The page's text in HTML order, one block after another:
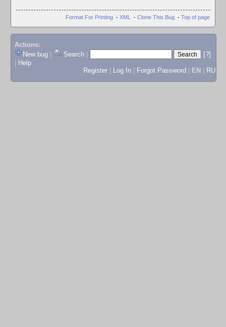
Format For Printing - XML - Clone This Bug - Top of page
Actions:
New bug
Search
[?]
Help
Register
Log In Forgot Password EN RU